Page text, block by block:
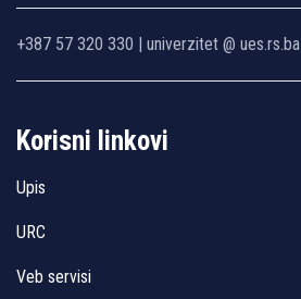
+387 57 320 330 | univerzitet @ ues.rs.ba
Korisni linkovi
Upis
URC
Veb servisi